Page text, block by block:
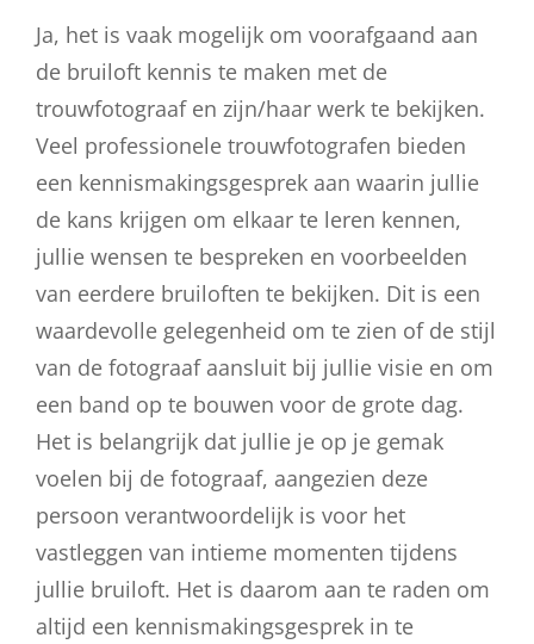
Ja, het is vaak mogelijk om voorafgaand aan
de bruiloft kennis te maken met de
trouwfotograaf en zijn/haar werk te bekijken.
Veel professionele trouwfotografen bieden
een kennismakingsgesprek aan waarin jullie
de kans krijgen om elkaar te leren kennen,
jullie wensen te bespreken en voorbeelden
van eerdere bruiloften te bekijken. Dit is een
waardevolle gelegenheid om te zien of de stijl
van de fotograaf aansluit bij jullie visie en om
een band op te bouwen voor de grote dag.
Het is belangrijk dat jullie je op je gemak
voelen bij de fotograaf, aangezien deze
persoon verantwoordelijk is voor het
vastleggen van intieme momenten tijdens
jullie bruiloft. Het is daarom aan te raden om
altijd een kennismakingsgesprek in te